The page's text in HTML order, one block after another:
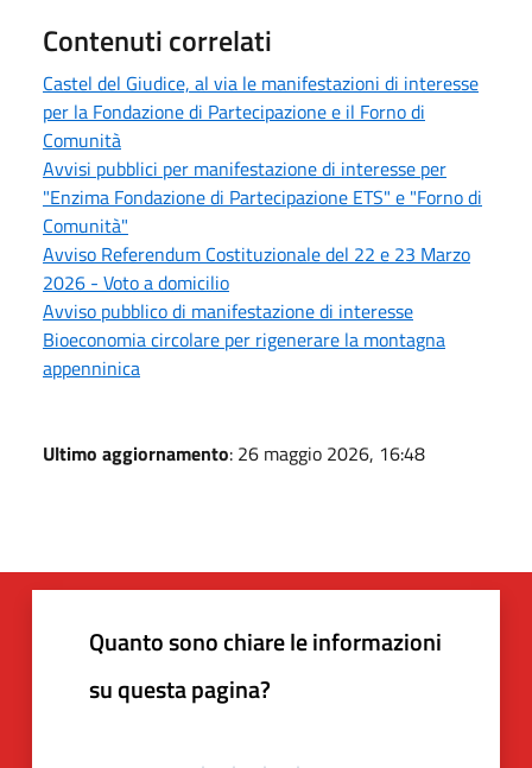
Contenuti correlati
Castel del Giudice, al via le manifestazioni di interesse
per la Fondazione di Partecipazione e il Forno di
Comunità
Avvisi pubblici per manifestazione di interesse per
"Enzima Fondazione di Partecipazione ETS" e "Forno di
Comunità"
Avviso Referendum Costituzionale del 22 e 23 Marzo
2026 - Voto a domicilio
Avviso pubblico di manifestazione di interesse
Bioeconomia circolare per rigenerare la montagna
appenninica
Ultimo aggiornamento: 26 maggio 2026, 16:48
Quanto sono chiare le informazioni
su questa pagina?